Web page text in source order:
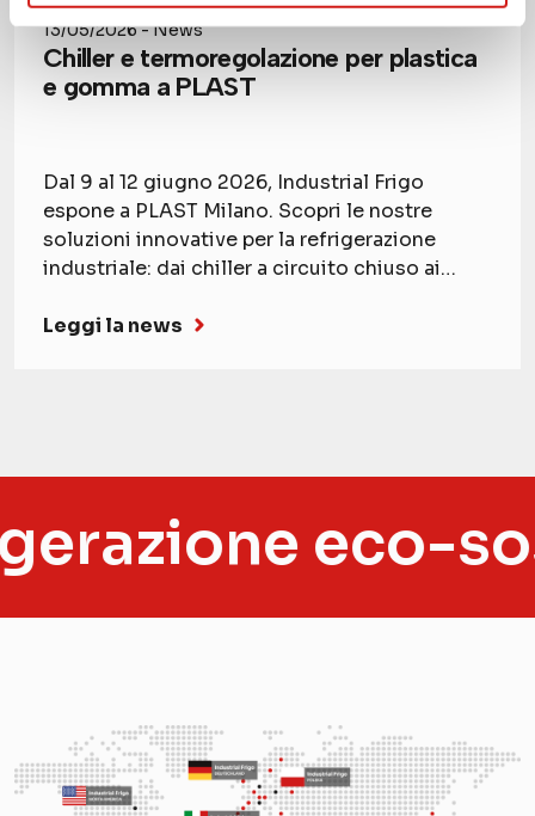
13/05/2026 - News
Chiller e termoregolazione per plastica
e gomma a PLAST
Dal 9 al 12 giugno 2026, Industrial Frigo
espone a PLAST Milano. Scopri le nostre
soluzioni innovative per la refrigerazione
industriale: dai chiller a circuito chiuso ai
Leggi la news
eco-